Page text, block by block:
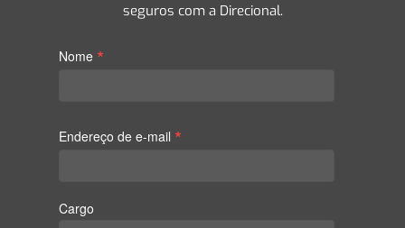
seguros com a Direcional.
Nome *
Endereço de e-mail *
Cargo